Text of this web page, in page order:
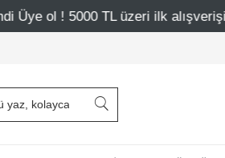
ilk alışverişinde 500 TL indirim